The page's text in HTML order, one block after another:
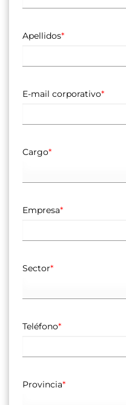
Apellidos*
E-mail corporativo*
Cargo*
Empresa*
Sector*
Teléfono*
Provincia*